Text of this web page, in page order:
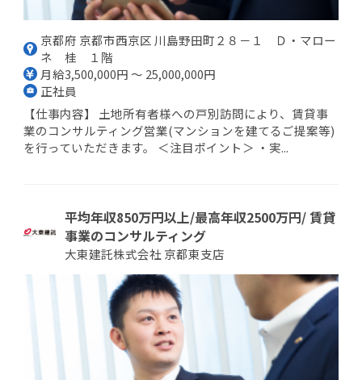
京都府 京都市西京区 川島野田町２８－１ Ｄ・マロー
ネ 桂 １階
月給3,500,000円 ～ 25,000,000円
正社員
【仕事内容】 土地所有者様への戸別訪問により、賃貸事
業のコンサルティング営業(マンションを建てるご提案等)
を行っていただきます。 ＜注目ポイント＞ ・実...
平均年収850万円以上/最高年収2500万円/ 賃貸
事業のコンサルティング
大東建託株式会社 京都東支店